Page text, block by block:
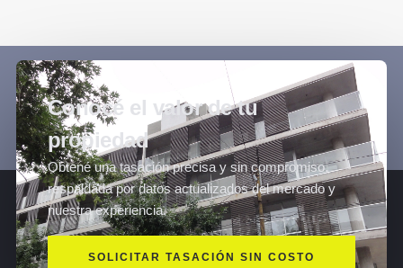
Conocé el valor de tu
propiedad
Obtené una tasación precisa y sin compromiso,
respaldada por datos actualizados del mercado y
nuestra experiencia.
SOLICITAR TASACIÓN SIN COSTO